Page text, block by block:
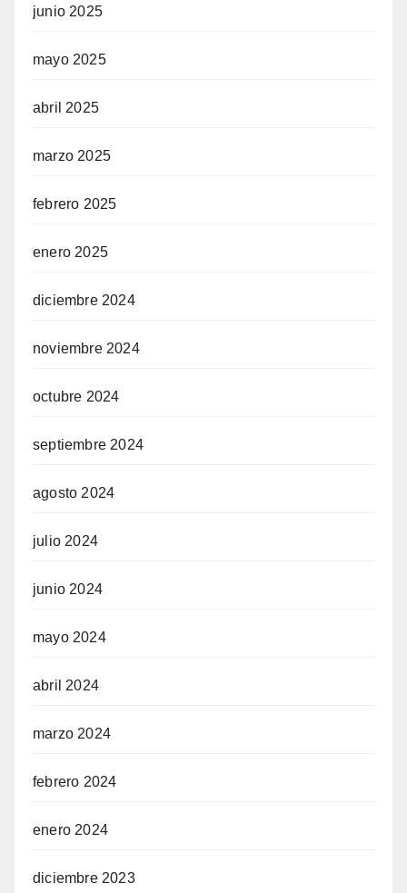
junio 2025
mayo 2025
abril 2025
marzo 2025
febrero 2025
enero 2025
diciembre 2024
noviembre 2024
octubre 2024
septiembre 2024
agosto 2024
julio 2024
junio 2024
mayo 2024
abril 2024
marzo 2024
febrero 2024
enero 2024
diciembre 2023